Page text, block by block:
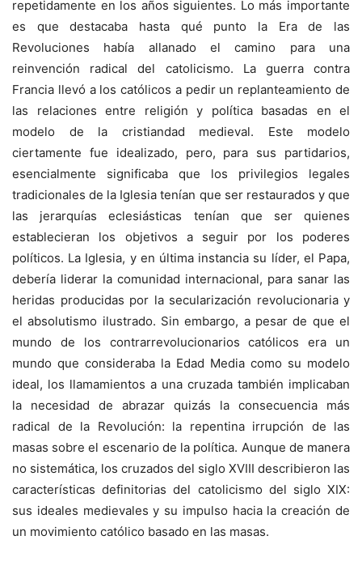
repetidamente en los años siguientes. Lo más importante
es que destacaba hasta qué punto la Era de las
Revoluciones había allanado el camino para una
reinvención radical del catolicismo. La guerra contra
Francia llevó a los católicos a pedir un replanteamiento de
las relaciones entre religión y política basadas en el
modelo de la cristiandad medieval. Este modelo
ciertamente fue idealizado, pero, para sus partidarios,
esencialmente significaba que los privilegios legales
tradicionales de la Iglesia tenían que ser restaurados y que
las jerarquías eclesiásticas tenían que ser quienes
establecieran los objetivos a seguir por los poderes
políticos. La Iglesia, y en última instancia su líder, el Papa,
debería liderar la comunidad internacional, para sanar las
heridas producidas por la secularización revolucionaria y
el absolutismo ilustrado. Sin embargo, a pesar de que el
mundo de los contrarrevolucionarios católicos era un
mundo que consideraba la Edad Media como su modelo
ideal, los llamamientos a una cruzada también implicaban
la necesidad de abrazar quizás la consecuencia más
radical de la Revolución: la repentina irrupción de las
masas sobre el escenario de la política. Aunque de manera
no sistemática, los cruzados del siglo XVIII describieron las
características definitorias del catolicismo del siglo XIX:
sus ideales medievales y su impulso hacia la creación de
un movimiento católico basado en las masas.